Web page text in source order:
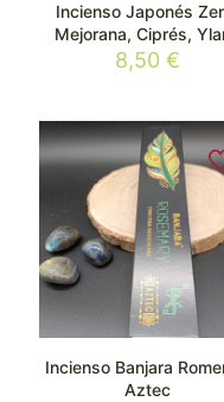
Incienso Japonés
Mejorana, Ciprés,
8,50€
Incienso Banjara
Aztec